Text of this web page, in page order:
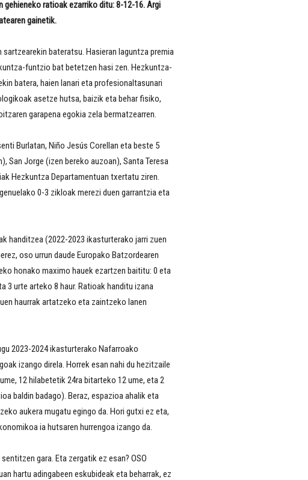
ratioak ezarriko ditu: 8-12-16. Argi
gainetik.
bateratsu. Hasieran laguntza premia
funtzio bat betetzen hasi zen. Hezkuntza-
batera, haien lanari eta profesionaltasunari
asetze hutsa, baizik eta behar fisiko,
garapena egokia zela bermatzearren.
Burlatan, Niño Jesús Corellan eta beste 5
San Jorge (izen bereko auzoan), Santa Teresa
Hezkuntza Departamentuan txertatu ziren.
0-3 zikloak merezi duen garrantzia eta
handitzea (2022-2023 ikasturterako jarri zuen
oso urrun daude Europako Batzordearen
honako maximo hauek ezartzen baititu: 0 eta
3 urte arteko 8 haur. Ratioak handitu izana
haurrak artatzeko eta zaintzeko lanen
2023-2024 ikasturterako Nafarroako
izango direla. Horrek esan nahi du hezitzaile
12 hilabetetik 24ra bitarteko 12 ume, eta 2
baldin badago). Beraz, espazioa ahalik eta
aukera mugatu egingo da. Hori gutxi ez eta,
ia hutsaren hurrengoa izango da.
gara. Eta zergatik ez esan? OSO
hartu adingabeen eskubideak eta beharrak, ez